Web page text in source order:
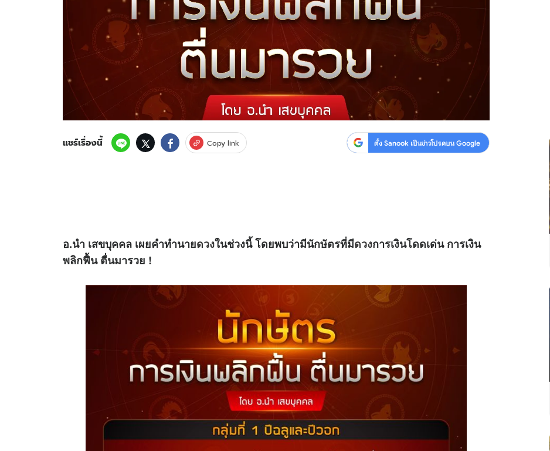
สงวนลิขสิทธิ์ ©2569 บริษัท อิมเมจ ฟิวเจอร์ (ประเทศไทย) จำกัด
แชร์เรื่องนี้ Copy link ตั้ง Sanook เป็นข่าวโปรดบน Google
อ.นำ เสขบุคคล เผยคำทำนายดวงในช่วงนี้ โดยพบว่ามีนักษัตรที่มีดวงการเงินโดดเด่น การเงิน
พลิกฟื้น ตื่นมารวย !